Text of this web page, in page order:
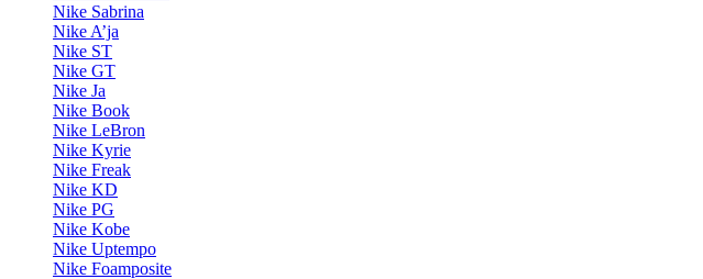
Nike Sabrina
Nike A’ja
Nike ST
Nike GT
Nike Ja
Nike Book
Nike LeBron
Nike Kyrie
Nike Freak
Nike KD
Nike PG
Nike Kobe
Nike Uptempo
Nike Foamposite